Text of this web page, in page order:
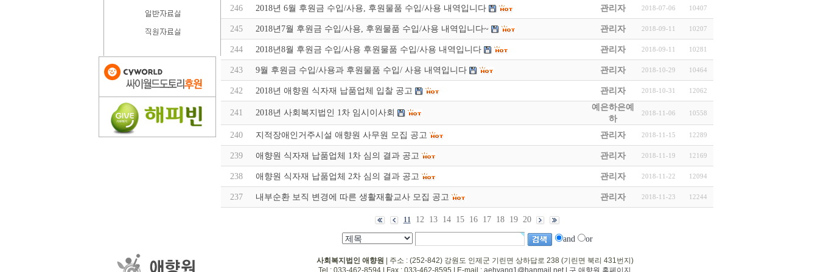
246 2018년 6월 후원금 수입/사용, 후원물품 수입/사용 내역입니다 관리자 2018-07-06 10407
245 2018년7월 후원금 수입/사용, 후원물품 수입/사용 내역입니다~ 관리자 2018-09-11 10207
244 2018년8월 후원금 수입/사용 후원물품 수입/사용 내역입니다 관리자 2018-09-11 10281
243 9월 후원금 수입/사용과 후원물품 수입/ 사용 내역입니다 관리자 2018-10-29 10464
242 2018년 애향원 식자재 납품업체 입찰 공고 관리자 2018-10-31 12062
241 2018년 사회복지법인 1차 임시이사회
예은하은예
하
2018-11-06 10558
240 지적장애인거주시설 애향원 사무원 모집 공고 관리자 2018-11-15 12289
239 애향원 식자재 납품업체 1차 심의 결과 공고 관리자 2018-11-19 12169
238 애향원 식자재 납품업체 2차 심의 결과 공고 관리자 2018-11-22 12094
237 내부순환 보직 변경에 따른 생활재활교사 모집 공고 관리자 2018-11-23 12244
11 12 13 14 15 16 17 18 19 20
and or
사회복지법인 애향원 | 주소 : (252-842) 강원도 인제군 기린면 상하답로 238 (기린면 북리 431번지)
Tel : 033-462-8594 | Fax : 033-462-8595 | E-mail : aehyang1@hanmail.net 구 애향원 홈페이지